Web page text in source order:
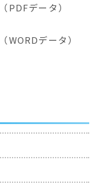
PDFデータ）
WORDデータ）